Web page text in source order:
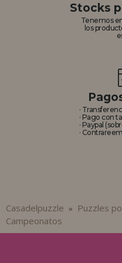
Stocks
Tenemos
los
·
· Pago con
· Paypal
·
Casadelpuzzle » Puzzles
Campeonatos